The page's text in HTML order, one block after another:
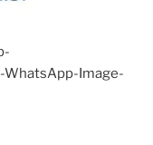
Image-